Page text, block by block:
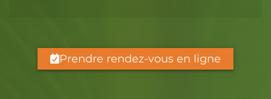
Prendre rendez-vous en ligne